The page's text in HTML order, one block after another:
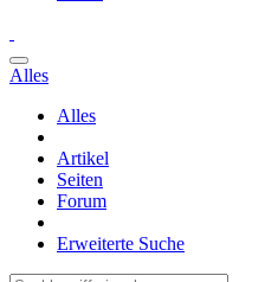
Alles
Alles
Artikel
Seiten
Forum
Erweiterte Suche